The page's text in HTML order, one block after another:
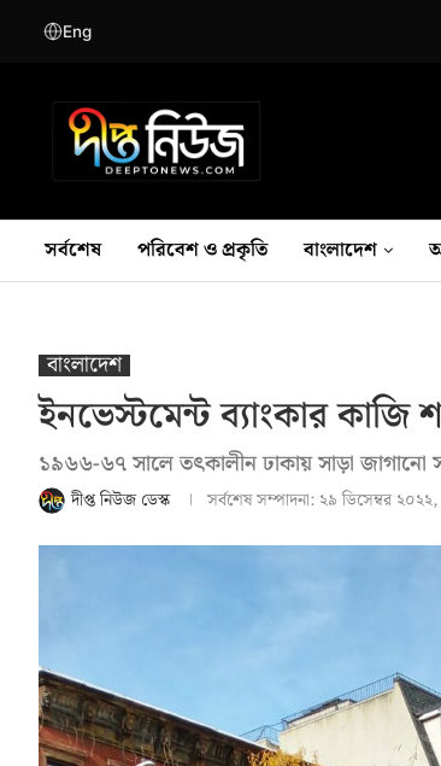
Eng
সর্বশেষ পরিবেশ ও প্রকৃতি বাংলাদেশ
বাংলাদেশ
ইনভেস্টমেন্ট ব্যাংকার
১৯৬৬-৬৭ সালে তৎকালীন ঢাকায় সাড়া জাগানো
দীপ্ত নিউজ ডেস্ক সর্বশেষ সম্পাদনা: ২৯ ডিসেম্বর